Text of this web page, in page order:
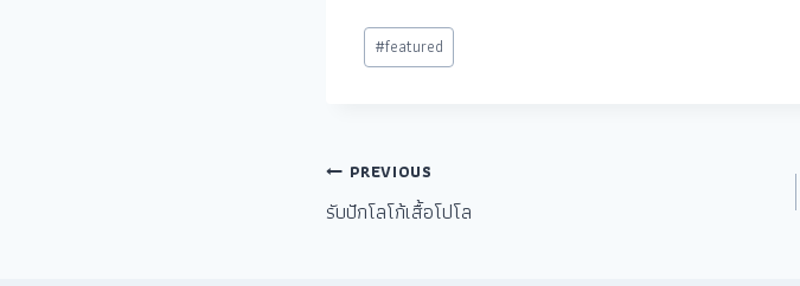
#featured
PREVIOUS
รับปักโลโก้เสื้อโปโล